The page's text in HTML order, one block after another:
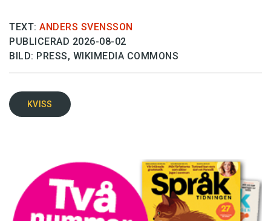
TEXT: ANDERS SVENSSON
PUBLICERAD 2026-08-02
BILD: PRESS, WIKIMEDIA COMMONS
KVISS